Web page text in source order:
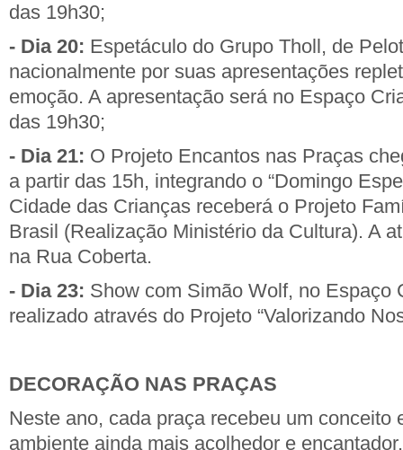
das 19h30;
- Dia 20: Espetáculo do Grupo Tholl, de
nacionalmente por suas apresentações
emoção. A apresentação será no Espaço
das 19h30;
- Dia 21: O Projeto Encantos nas Praças
a partir das 15h, integrando o “Domingo
Cidade das Crianças receberá o Projeto
Brasil (Realização Ministério da Cultura). A
na Rua Coberta.
- Dia 23: Show com Simão Wolf, no Espaço
realizado através do Projeto “Valorizando
DECORAÇÃO NAS PRAÇAS
Neste ano, cada praça recebeu um conceito
ambiente ainda mais acolhedor e